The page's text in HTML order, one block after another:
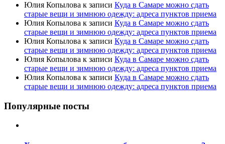
Юлия Копылова к записи Куда в Самаре можно сдать
старые вещи и зимнюю одежду: адреса пунктов приема
Юлия Копылова к записи Куда в Самаре можно сдать
старые вещи и зимнюю одежду: адреса пунктов приема
Юлия Копылова к записи Куда в Самаре можно сдать
старые вещи и зимнюю одежду: адреса пунктов приема
Юлия Копылова к записи Куда в Самаре можно сдать
старые вещи и зимнюю одежду: адреса пунктов приема
Юлия Копылова к записи Куда в Самаре можно сдать
старые вещи и зимнюю одежду: адреса пунктов приема
Популярные посты